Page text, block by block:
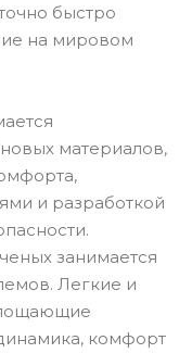
быстро
на мировом
материалов,
и разработкой
занимается
Легкие и
комфорт